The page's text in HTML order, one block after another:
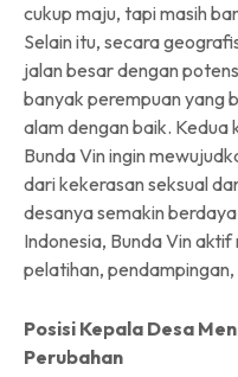
cukup maju, tapi masih
Selain itu, secara
jalan besar dengan
banyak perempuan yang
alam dengan baik.
Bunda Vin ingin
dari kekerasan seksual
desanya semakin
Indonesia, Bunda Vin
pelatihan,
Posisi Kepala Desa
Perubahan